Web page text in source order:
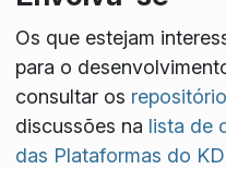
Os que estejam
para o
consultar os
discussões na lista de
das Plataformas do